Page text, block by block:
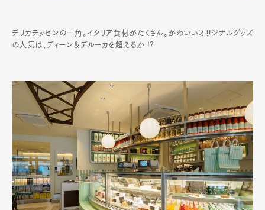
デリカテッセンの一角。イタリア食材がたくさん。かわいいオリジナルグッズ
の人気は、ディーン＆デルーカを超えるか !?